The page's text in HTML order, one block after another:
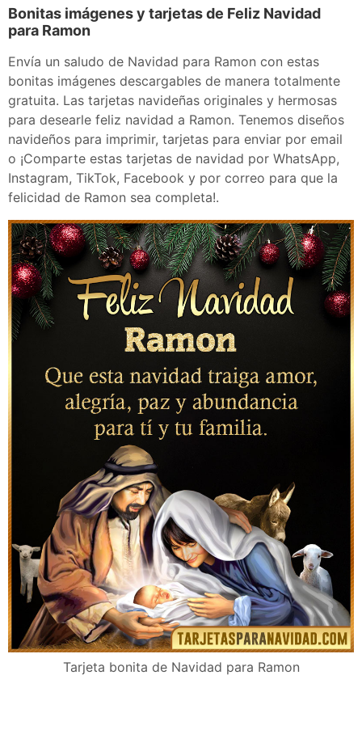
Bonitas imágenes y tarjetas de Feliz Navidad
para Ramon
Envía un saludo de Navidad para Ramon con estas
bonitas imágenes descargables de manera totalmente
gratuita. Las tarjetas navideñas originales y hermosas
para desearle feliz navidad a Ramon. Tenemos diseños
navideños para imprimir, tarjetas para enviar por email
o ¡Comparte estas tarjetas de navidad por WhatsApp,
Instagram, TikTok, Facebook y por correo para que la
felicidad de Ramon sea completa!.
Tarjeta bonita de Navidad para Ramon